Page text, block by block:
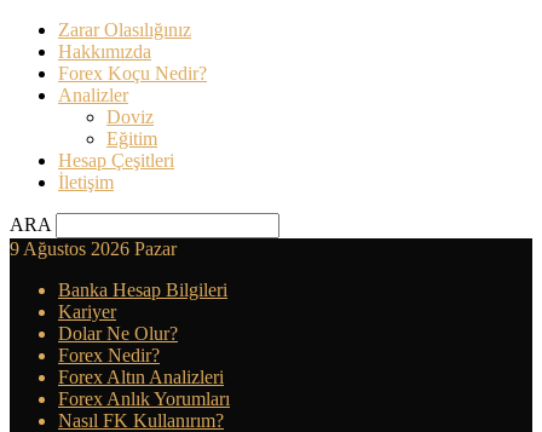
Zarar Olasılığınız
Hakkımızda
Forex Koçu Nedir?
Analizler
Doviz
Eğitim
Hesap Çeşitleri
İletişim
ARA
9 Ağustos 2026 Pazar
Banka Hesap Bilgileri
Kariyer
Dolar Ne Olur?
Forex Nedir?
Forex Altın Analizleri
Forex Anlık Yorumları
Nasıl FK Kullanırım?